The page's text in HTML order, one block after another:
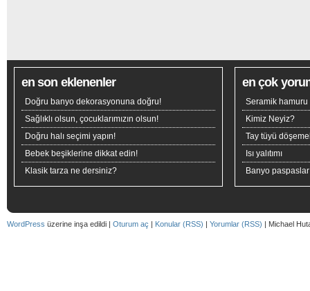
en son eklenenler
Doğru banyo dekorasyonuna doğru!
Sağlıklı olsun, çocuklarımızın olsun!
Doğru halı seçimi yapın!
Bebek beşiklerine dikkat edin!
Klasik tarza ne dersiniz?
en çok
Seramik hamuru
Kimiz Neyiz?
Tay tüyü
Isı yalıtımı
Banyo
WordPress üzerine inşa edildi | Oturum aç | Konular (RSS) | Yorumlar (RSS) | Michael